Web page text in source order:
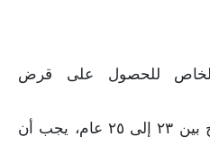
للحصول على قرض
-إذا كان عمر المتقدم يتراوح بين ٢٣ إلى ٢٥ عام، يجب أن